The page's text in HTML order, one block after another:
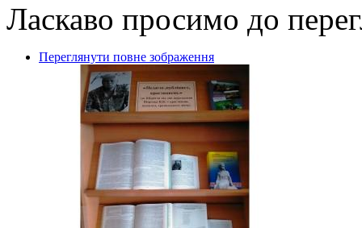
Ласкаво просимо до
Переглянути повне зображення